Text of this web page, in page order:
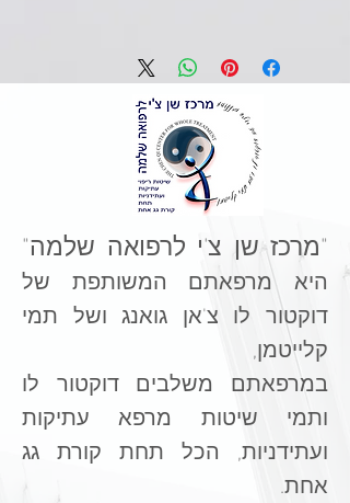
"מרכז שן צ'י לרפואה שלמה"
היא מרפאתם המשותפת של
דוקטור לו צ'אן גואנג ושל תמי
קלייטמן,
במרפאתם משלבים דוקטור לו
ותמי שיטות מרפא עתיקות
ועתידניות, הכל תחת קורת גג
אחת.